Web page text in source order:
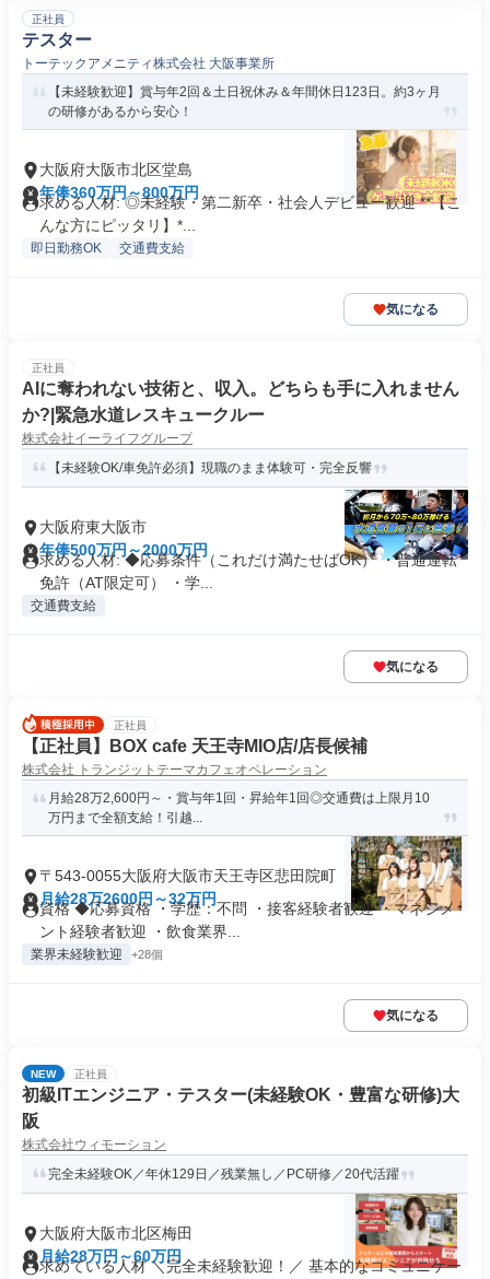
正社員
テスター
トーテックアメニティ株式会社 大阪事業所
【未経験歓迎】賞与年2回＆土日祝休み＆年間休日123日。約3ヶ月
の研修があるから安心！
大阪府大阪市北区堂島
年俸360万円～800万円
求める人材: ◎未経験・第二新卒・社会人デビュー歓迎 **【こ
んな方にピッタリ】*...
即日勤務OK 交通費支給
気になる
正社員
AIに奪われない技術と、収入。どちらも手に入れません
か?|緊急水道レスキュークルー
株式会社イーライフグループ
【未経験OK/車免許必須】現職のまま体験可・完全反響
大阪府東大阪市
年俸500万円～2000万円
求める人材: ◆応募条件（これだけ満たせばOK） ・普通運転
免許（AT限定可） ・学...
交通費支給
気になる
正社員
【正社員】BOX cafe 天王寺MIO店/店長候補
株式会社 トランジットテーマカフェオペレーション
月給28万2,600円～・賞与年1回・昇給年1回◎交通費は上限月10
万円まで全額支給！引越...
〒543-0055大阪府大阪市天王寺区悲田院町
月給28万2600円～32万円
資格 ◆応募資格 ・学歴：不問 ・接客経験者歓迎 ・マネジメ
ント経験者歓迎 ・飲食業界...
業界未経験歓迎 +28個
気になる
NEW 正社員
初級ITエンジニア・テスター(未経験OK・豊富な研修)大
阪
株式会社ウィモーション
完全未経験OK／年休129日／残業無し／PC研修／20代活躍
大阪府大阪市北区梅田
月給28万円～60万円
求めている人材 ＼完全未経験歓迎！／ 基本的なコミュニケー